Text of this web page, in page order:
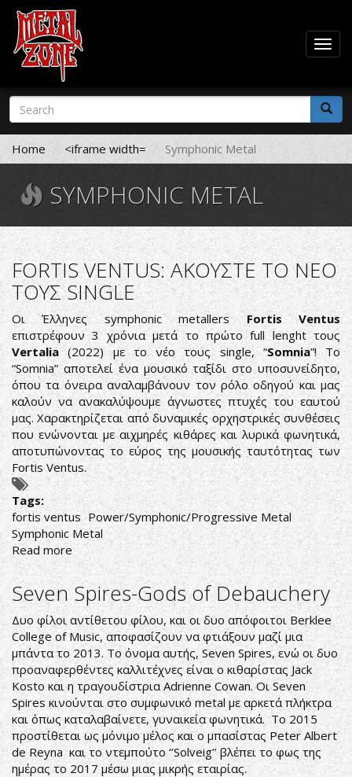
Skip
main
content
Search
form
Search
Home <iframe width= Symphonic Metal
SYMPHONIC METAL
FORTIS VENTUS: ΑΚΟΥΣΤΕ ΤΟ ΝΕΟ
ΤΟΥΣ SINGLE
Οι Έλληνες symphonic metallersFortis Ventus
επιστρέφουν 3 χρόνια μετά το πρώτο full lenght τους
Vertalia(2022) με το νέο τους single, “Somnia”! Το
“Somnia” αποτελεί ένα μουσικό ταξίδι στο υποσυνείδητο,
όπου τα όνειρα αναλαμβάνουν τον ρόλο οδηγού και μας
καλούν να ανακαλύψουμε άγνωστες πτυχές του εαυτού
μας. Χαρακτηρίζεται από δυναμικές ορχηστρικές συνθέσεις
που ενώνονται με αιχμηρές κιθάρες και λυρικά φωνητικά,
αποτυπώνοντας το εύρος της μουσικής ταυτότητας των
Fortis Ventus.
Tags:
fortis ventus Power/Symphonic/Progressive Metal
Symphonic Metal
Read moreabout
FORTIS
VENTUS:
ΑΚΟΥΣΤΕ
ΤΟ
ΝΕΟ
ΤΟΥΣ
SINGLE
Seven Spires-Gods of Debauchery
Δυο φίλοι αντίθετου φίλου, και οι δυο απόφοιτοι Berklee
College of Music, αποφασίζουν να φτιάξουν μαζί μια
μπάντα το 2013. Το όνομα αυτής, Seven Spires, ενώ οι δυο
προαναφερθέντες καλλιτέχνες είναι ο κιθαρίστας Jack
Kosto και η τραγουδίστρια Adrienne Cowan. Οι Seven
Spires κινούνται στο συμφωνικό metal με αρκετά πλήκτρα
και όπως καταλαβαίνετε, γυναικεία φωνητικά. Το 2015
προστίθεται ως μόνιμο μέλος και ο μπασίστας Peter Albert
de Reyna και το ντεμπούτο ‘’Solveig’’ βλέπει το φως της
ημέρας το 2017 μέσω μιας μικρής εταιρίας.